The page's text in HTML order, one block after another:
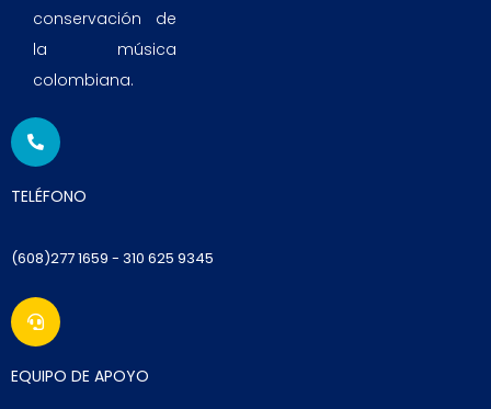
conservación de
la música
colombiana.
TELÉFONO
(608)277 1659 - 310 625 9345
EQUIPO DE APOYO